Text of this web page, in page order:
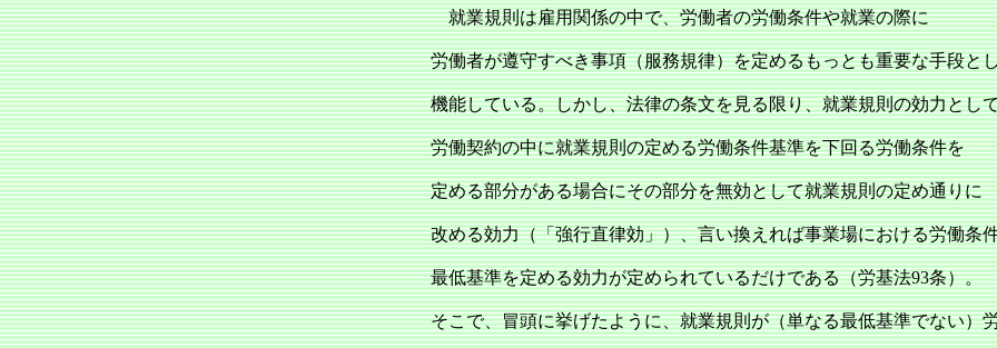
就業規則は雇用関係の中で、労働者の労働条件や就業の際に
労働者が遵守すべき事項（服務規律）を定めるもっとも重要な手段と
機能している。しかし、法律の条文を見る限り、就業規則の効力とし
労働契約の中に就業規則の定める労働条件基準を下回る労働条件を
定める部分がある場合にその部分を無効として就業規則の定め通りに
改める効力（「強行直律効」）、言い換えれば事業場における労働条
最低基準を定める効力が定められているだけである（労基法93条）。
そこで、冒頭に挙げたように、就業規則が（単なる最低基準でない）